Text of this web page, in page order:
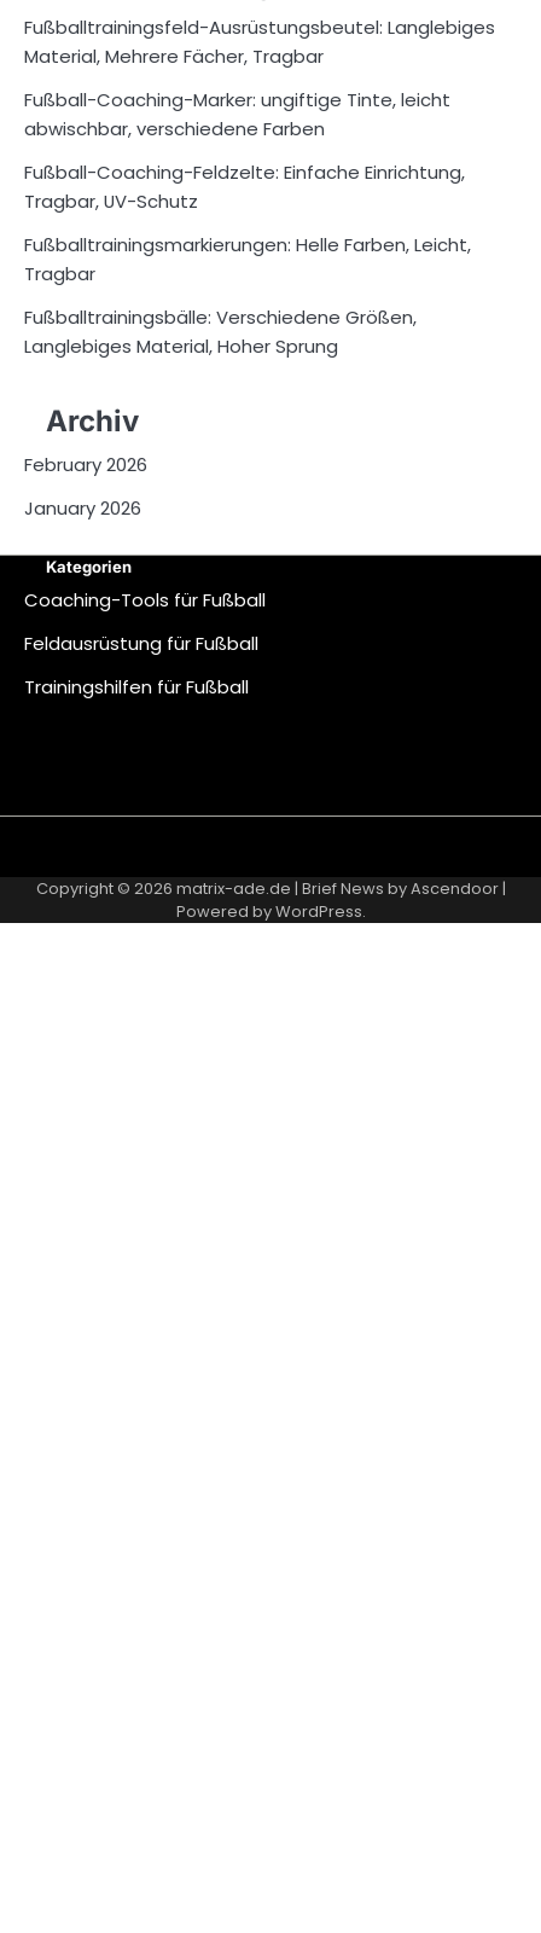
Fußballtrainingsfeld-Ausrüstungsbeutel: Langlebiges
Material, Mehrere Fächer, Tragbar
Fußball-Coaching-Marker: ungiftige Tinte, leicht
abwischbar, verschiedene Farben
Fußball-Coaching-Feldzelte: Einfache Einrichtung,
Tragbar, UV-Schutz
Fußballtrainingsmarkierungen: Helle Farben, Leicht,
Tragbar
Fußballtrainingsbälle: Verschiedene Größen,
Langlebiges Material, Hoher Sprung
Archiv
February 2026
January 2026
Kategorien
Coaching-Tools für Fußball
Feldausrüstung für Fußball
Trainingshilfen für Fußball
Us
Us
Policy
Policy
and
Conditions
Copyright © 2026 matrix-ade.de | Brief News byAscendoor|
Powered byWordPress.